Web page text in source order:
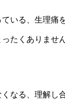
いる、生理痛
たくありませ
なる、理解し